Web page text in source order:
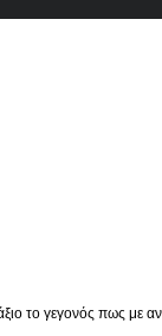
το γεγονός πως με